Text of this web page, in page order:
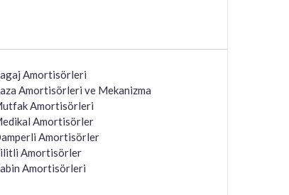
Amortisörleri
Amortisörleri ve Mekanizma
Amortisörleri
Amortisörler
Amortisörler
Amortisörler
Amortisörleri